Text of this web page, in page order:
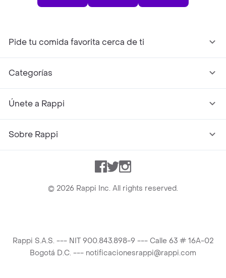
Pide tu comida favorita cerca de ti
Categorías
Únete a Rappi
Sobre Rappi
Facebook
TwitterInstagram
© 2026 Rappi Inc. All rights reserved.
Rappi S.A.S. --- NIT 900.843.898-9 --- Calle 63 # 16A-02
Bogotá D.C. --- notificacionesrappi@rappi.com